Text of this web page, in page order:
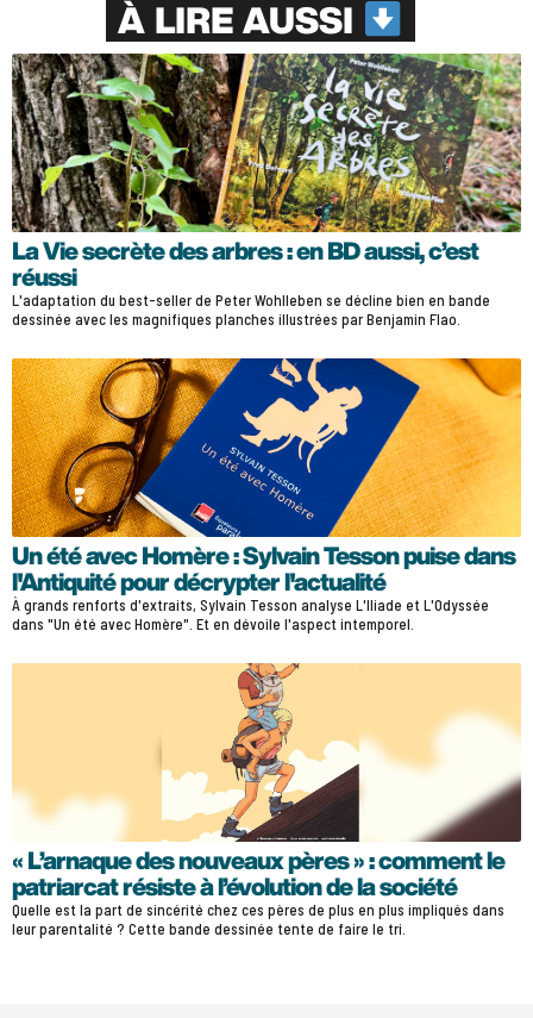
À LIRE AUSSI
La Vie secrète des arbres : en BD aussi, c’est
réussi
L'adaptation du best-seller de Peter Wohlleben se décline bien en bande
dessinée avec les magnifiques planches illustrées par Benjamin Flao.
Un été avec Homère : Sylvain Tesson puise dans
l'Antiquité pour décrypter l'actualité
À grands renforts d'extraits, Sylvain Tesson analyse L'Iliade et L'Odyssée
dans "Un été avec Homère". Et en dévoile l'aspect intemporel.
« L’arnaque des nouveaux pères » : comment le
patriarcat résiste à l’évolution de la société
Quelle est la part de sincérité chez ces pères de plus en plus impliqués dans
leur parentalité ? Cette bande dessinée tente de faire le tri.